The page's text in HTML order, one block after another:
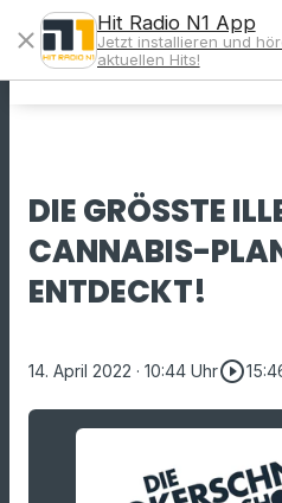
DIE GRÖSSTE
ANNABIS-
NTDECKT!
14. April 2022 · 10:44 Uhrplay_circle_outline
close
Hit Radio N1 App
Jetzt installieren und
aktuellen Hits!